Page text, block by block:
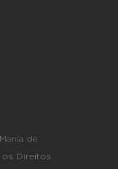
de
os Direitos